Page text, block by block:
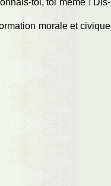
morale et civique